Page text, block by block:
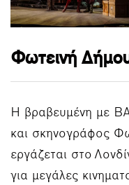
Φωτεινή
Η βραβευμένη με
και σκηνογράφος
εργάζεται στο
για μεγάλες